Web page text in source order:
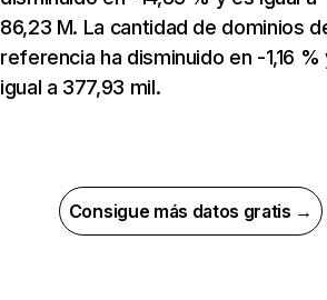
86,23 M. La cantidad de dominios
referencia ha disminuido en -1,16 %
igual a 377,93 mil.
Consigue más datos gratis →